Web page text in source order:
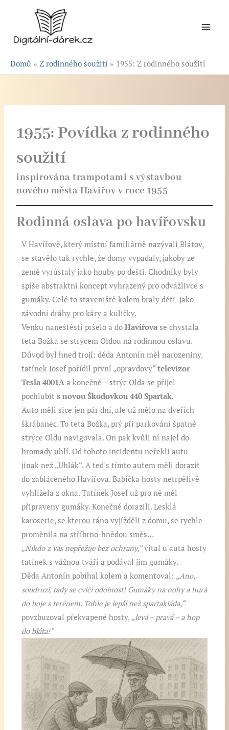
obsah
Domů Z rodinného soužití 1955: Z rodinného soužití
1955: Povídka z rodinného
soužití
inspirována trampotami s výstavbou
nového města Havířov v roce 1955
Rodinná oslava po havířovsku
V Havířově, který místní familiárně nazývali Blátov,
se stavělo tak rychle, že domy vypadaly, jakoby ze
země vyrůstaly jako houby po dešti. Chodníky byly
spíše abstraktní koncept vyhrazený pro odvážlivce s
gumáky. Celé to staveniště kolem braly děti jako
závodní dráhy pro káry a kuličky.
Venku naneštěstí pršelo a doHavířova se chystala
teta Božka se strýcem Oldou na rodinnou oslavu.
Důvod byl hned trojí: děda Antonín měl narozeniny,
tatínek Josef pořídil první „opravdový“televizor
Tesla 4001A a konečně – strýc Olda se přijel
pochlubits novou Škodovkou 440 Spartak.
Auto měli sice jen pár dní, ale už mělo na dveřích
škrábanec. To teta Božka, prý při parkování špatně
strýce Oldu navigovala. On pak kvůli ní najel do
hromady uhlí. Od tohoto incidentu neřekli autu
jinak než „Uhlák“. A teď s tímto autem měli dorazit
do zabláceného Havířova. Babička hosty netrpělivě
vyhlížela z okna. Tatínek Josef už pro ně měl
připraveny gumáky. Konečně dorazili. Lesklá
karoserie, se kterou ráno vyjížděli z domu, se rychle
proměnila na stříbrno-hnědou směs…
„Nikdo z vás nepřežije bez ochrany,“vítal u auta hosty
tatínek s vážnou tváří a podával jim gumáky.
Děda Antonín pobíhal kolem a komentoval: „Ano,
soudruzi, tady se cvičí odolnost! Gumáky na nohy a hurá
do boje s terénem. Tohle je lepší než spartakiáda,“
povzbuzoval překvapené hosty, „levá – pravá – a hop
do bláta!“